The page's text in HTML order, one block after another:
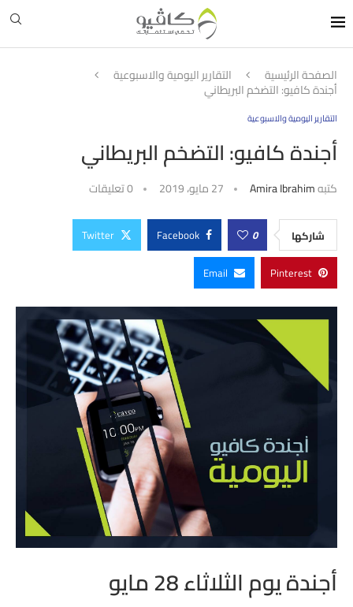
الصفحة الرئيسية التقارير اليومية والاسبوعية
أجندة كافيو: التضخم البريطاني
التقارير اليومية والاسبوعية
أجندة كافيو: التضخم البريطاني
كتبهAmira Ibrahim 27 مايو، 2019 0 تعليقات
شاركها 0
Facebook
Twitter
Pinterest
Email
أجندة يوم الثلاثاء 28 مايو